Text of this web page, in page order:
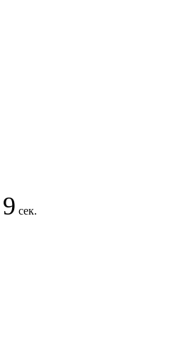
9 сек.